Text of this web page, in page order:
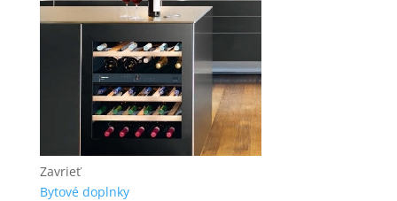
Zavrieť
Bytové doplnky